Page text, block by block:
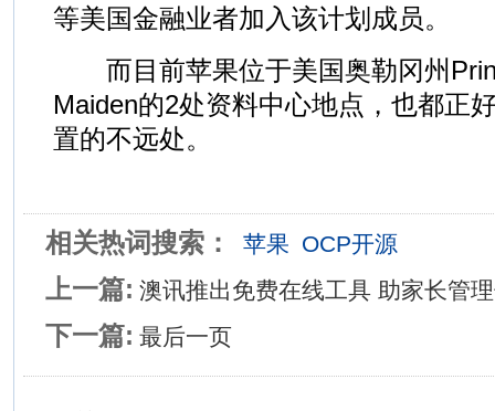
等美国金融业者加入该计划成员。
而目前苹果位于美国奥勒冈州
Maiden的2处资料中心地点，也都正
置的不远处。
相关热词搜索： 苹果 OCP开源
上一篇: 澳讯推出免费在线工具 助家长管
下一篇: 最后一页